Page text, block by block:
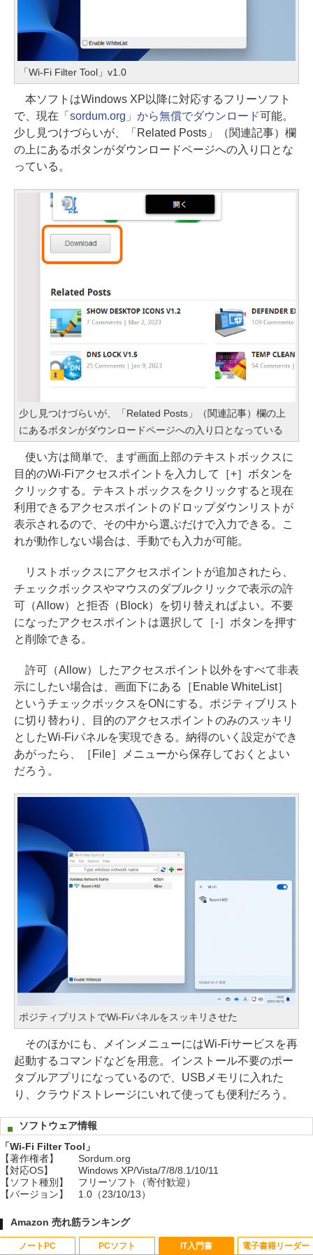
「Wi-Fi Filter Tool」v1.0
本ソフトはWindows XP以降に対応するフリーソフト
で、現在 「sordum.org」から無償でダウンロード可能。
少し見つけづらいが、「Related Posts」（関連記事）欄
の上にあるボタンがダウンロードページへの入り口とな
っている。
少し見つけづらいが、「Related Posts」（関連記事）欄の上
にあるボタンがダウンロードページへの入り口となっている
使い方は簡単で、まず画面上部のテキストボックスに
目的のWi-Fiアクセスポイントを入力して［+］ボタンを
クリックする。テキストボックスをクリックすると現在
利用できるアクセスポイントのドロップダウンリストが
表示されるので、その中から選ぶだけで入力できる。こ
れが動作しない場合は、手動でも入力が可能。
リストボックスにアクセスポイントが追加されたら、
チェックボックスやマウスのダブルクリックで表示の許
可（Allow）と拒否（Block）を切り替えればよい。不要
になったアクセスポイントは選択して［-］ボタンを押す
と削除できる。
許可（Allow）したアクセスポイント以外をすべて非表
示にしたい場合は、画面下にある［Enable WhiteList］
というチェックボックスをONにする。ポジティブリスト
に切り替わり、目的のアクセスポイントのみのスッキリ
としたWi-Fiパネルを実現できる。納得のいく設定ができ
あがったら、［File］メニューから保存しておくとよい
だろう。
ポジティブリストでWi-Fiパネルをスッキリさせた
そのほかにも、メインメニューにはWi-Fiサービスを再
起動するコマンドなどを用意。インストール不要のポー
タブルアプリになっているので、USBメモリに入れた
り、クラウドストレージにいれて使っても便利だろう。
ソフトウェア情報
「Wi-Fi Filter Tool」
【著作権者】
Sordum.org
【対応OS】
Windows XP/Vista/7/8/8.1/10/11
【ソフト種別】
フリーソフト（寄付歓迎）
【バージョン】
1.0（23/10/13）
Amazon 売れ筋ランキング
ノートPC PCソフト IT入門書 電子書籍リーダー